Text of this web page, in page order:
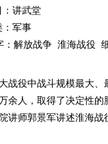
讲武堂
：军事
解放战争 淮海战役
战役中战斗规模最大
余人，取得了决定性
讲师郭景军讲述淮海